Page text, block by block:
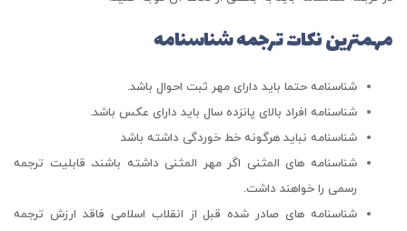
مهمترین نکات ترجمه شناسنامه
شناسنامه حتما باید دارای مهر ثبت احوال باشد.
شناسنامه افراد بالای پانزده سال باید دارای عکس باشد.
شناسنامه نباید هرگونه خط خوردگی داشته باشد
شناسنامه های المثنی اگر مهر المثنی داشته باشند، قابلیت ترجمه
رسمی را خواهند داشت.
شناسنامه های صادر شده قبل از انقلاب اسلامی فاقد ارزش ترجمه